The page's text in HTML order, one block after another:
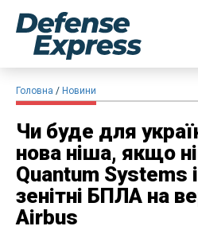
Головна Новини
Чи буде для
нова ніша, якщо
Quantum Systems
зенітні БПЛА на
Airbus